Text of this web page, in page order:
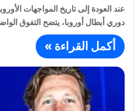
عند العودة إلى تاريخ المواجهات
دوري أبطال أوروبا، يتضح التفوق
أكمل القراءة »